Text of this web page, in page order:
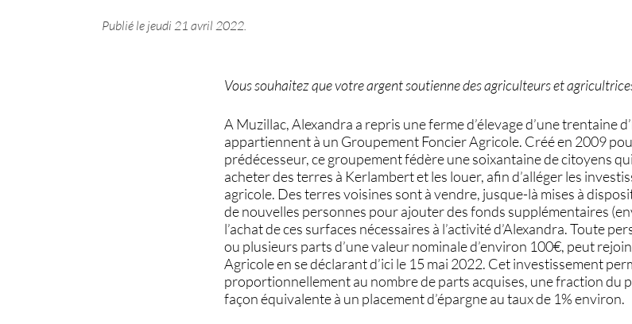
Publié le jeudi 21 avril 2022.
Vous souhaitez que votre argent soutienne des agriculteurs et
A Muzillac, Alexandra a repris une ferme d’élevage d’une trentaine
appartiennent à un Groupement Foncier Agricole. Créé en 2009
prédécesseur, ce groupement fédère une soixantaine de citoyens
acheter des terres à Kerlambert et les louer, afin d’alléger les
agricole. Des terres voisines sont à vendre, jusque-là mises à
de nouvelles personnes pour ajouter des fonds supplémentaires
l’achat de ces surfaces nécessaires à l’activité d’Alexandra. Toute
ou plusieurs parts d’une valeur nominale d’environ 100€, peut
Agricole en se déclarant d’ici le 15 mai 2022. Cet investissement
proportionnellement au nombre de parts acquises, une fraction du
façon équivalente à un placement d’épargne au taux de 1% environ.